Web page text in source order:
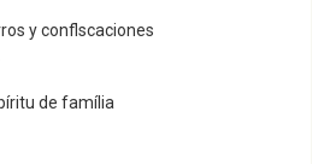
y conflscaciones
de família